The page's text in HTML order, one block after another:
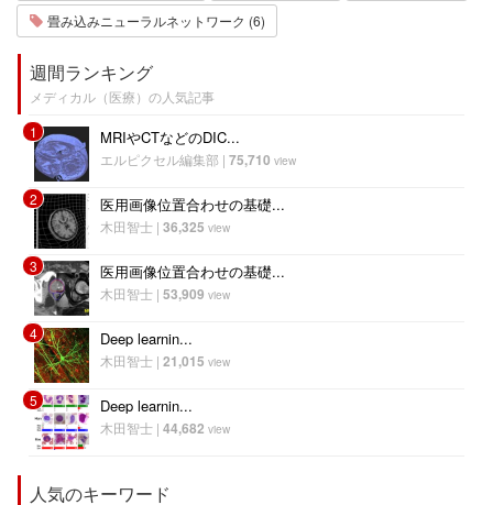
畳み込みニューラルネットワーク (6)
週間ランキング
メディカル（医療）の人気記事
1
MRIやCTなどのDIC...
エルピクセル編集部 | 75,710 view
2 医用画像位置合わせの基礎...
木田智士 | 36,325 view
3 医用画像位置合わせの基礎...
木田智士 | 53,909 view
4 Deep learnin...
木田智士 | 21,015 view
5 Deep learnin...
木田智士 | 44,682 view
人気のキーワード